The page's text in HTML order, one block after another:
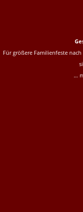
Für größere Familienfeste
…